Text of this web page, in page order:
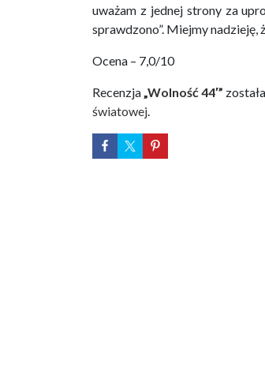
uważam z jednej strony za
sprawdzono”. Miejmy nadzieję,
Ocena – 7,0/10
Recenzja„Wolność 44′”
światowej.